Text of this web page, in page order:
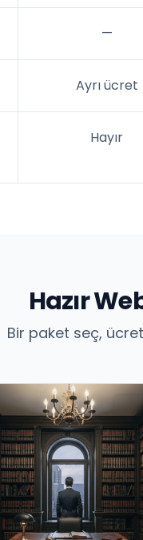
—
Ayrı ücret
Hayır
Hazır
Bir paket seç,